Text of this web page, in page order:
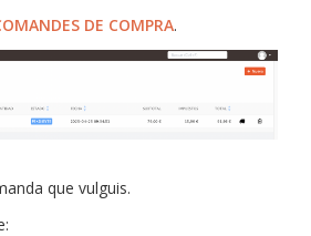
DE COMPRA.
que vulguis.